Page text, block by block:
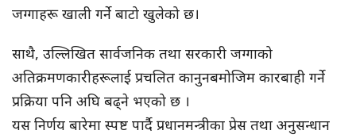
जग्गाहरू खाली गर्ने बाटो खुलेको छ।
साथै, उल्लिखित सार्वजनिक तथा सरकारी जग्गाको
अतिक्रमणकारीहरूलाई प्रचलित कानुनबमोजिम कारबाही गर्ने
प्रक्रिया पनि अघि बढ्ने भएको छ ।
यस निर्णय बारेमा स्पष्ट पार्दै प्रधानमन्त्रीका प्रेस तथा अनुसन्धान